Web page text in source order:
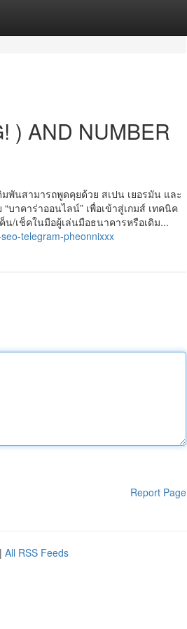
) AND NUMBER
พันสามารถพูดคุยด้วย สเปน เยอรมัน และ
บาคาร่าออนไลน์” เพื่อเข้าสู่เกมส์ เทคนิค
/เช็คในมือผู้เล่นมือธนาคารหรือเดิม...
telegram-pheonnixxx
Report Page
| All RSS Feeds